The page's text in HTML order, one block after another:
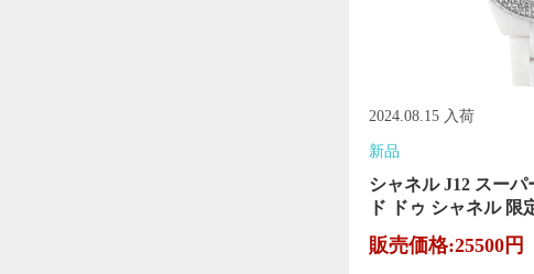
2024.08.15 入荷
新品
シャネル J12 スーパ
ド ドゥ シャネル 限
販売価格:25500円